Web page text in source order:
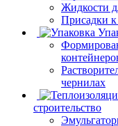
Жидкости
Присадки
чернилах
строительство